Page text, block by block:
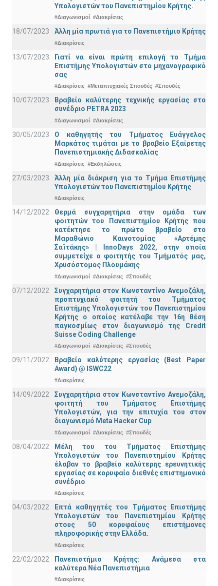
Υπολογιστών του Πανεπιστημίου Κρήτης.
#Διαγωνισμοί #Διακρίσεις
18/07/2023 Άλλη μία πρωτιά για το Πανεπιστήμιο Κρήτης
#Διακρίσεις
13/07/2023
Γιατί να είναι πρώτη επιλογή το Τμήμα
Επιστήμης Υπολογιστών στο μηχανογραφικό
σας
#Διακρίσεις #Μεταπτυχιακές Σπουδές #Σπουδές
10/07/2023
Βραβείο καλύτερης τεχνικής εργασίας στο
συνέδριο PETRA 2023
#Διαγωνισμοί #Διακρίσεις
30/05/2023
Ο καθηγητής του Τμήματος Ευάγγελος
Μαρκάτος τιμάται με το βραβείο Εξαίρετης
Πανεπιστημιακής Διδασκαλίας
#Διακρίσεις #Εκδηλώσεις
27/03/2023
Άλλη μία διάκριση για το Τμήμα Επιστήμης
Υπολογιστών του Πανεπιστημίου Κρήτης
#Διακρίσεις
14/12/2022
Θερμά συγχαρητήρια στην ομάδα των
φοιτητών του Πανεπιστημίου Κρήτης που
κατέκτησε το πρώτο βραβείο στο
Μαραθώνιο Καινοτομίας «Αρτέμης
Σαϊτάκης» | InnoDays 2022, στην οποία
συμμετείχε ο φοιτητής του Τμήματός μας,
Χρυσόστομος Πλουμάκης
#Διαγωνισμοί #Διακρίσεις #Σπουδές
07/12/2022
Συγχαρητήρια στον Κωνσταντίνο Ανεμοζάλη,
προπτυχιακό φοιτητή του Τμήματος
Επιστήμης Υπολογιστών του Πανεπιστημίου
Κρήτης ο οποίος κατέλαβε την 16η θέση
παγκοσμίως στον διαγωνισμό της Credit
Suisse Coding Challenge
#Διαγωνισμοί #Διακρίσεις #Σπουδές
09/11/2022
Βραβείο καλύτερης εργασίας (Best Paper
Award) @ ISWC22
#Διακρίσεις
14/09/2022
Συγχαρητήρια στον Κωνσταντίνο Ανεμοζάλη,
φοιτητή του Τμήματος Επιστήμης
Υπολογιστών, για την επιτυχία του στον
διαγωνισμό Meta Hacker Cup
#Διαγωνισμοί #Διακρίσεις #Σπουδές
08/04/2022
Μέλη του του Τμήματος Επιστήμης
Υπολογιστών του Πανεπιστημίου Κρήτης
έλαβαν το βραβείο καλύτερης ερευνητικής
εργασίας σε κορυφαίο διεθνές επιστημονικό
συνέδριο
#Διακρίσεις
04/03/2022
Επτά καθηγητές του Τμήματος Επιστήμης
Υπολογιστών του Πανεπιστημίου Κρήτης
στους 50 κορυφαίους επιστήμονες
πληροφορικής στην Ελλάδα.
#Διακρίσεις
22/02/2022
Πανεπιστήμιο Κρήτης: Ανάμεσα στα
καλύτερα Νέα Πανεπιστήμια
#Διακρίσεις